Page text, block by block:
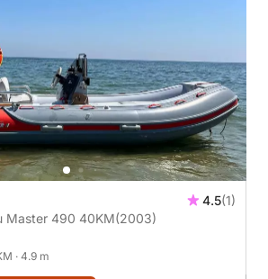
4.5(1)
Łódź bez patentu Master 490 40KM(2003)
· 4.9 m